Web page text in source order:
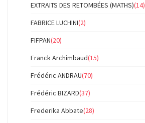
EXTRAITS DES RETOMBÉES (MATHS)(14)
FABRICE LUCHINI(2)
FIFPAN(20)
Franck Archimbaud(15)
Frédéric ANDRAU(70)
Frédéric BIZARD(37)
Frederika Abbate(28)